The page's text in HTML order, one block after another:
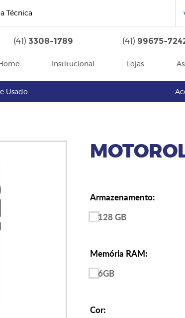
Técnica
(41) 3308-1789 (41) 99675-
Institucional Lojas
Usado
Armazenamento:
128 GB
Memória RAM:
6GB
Cor: